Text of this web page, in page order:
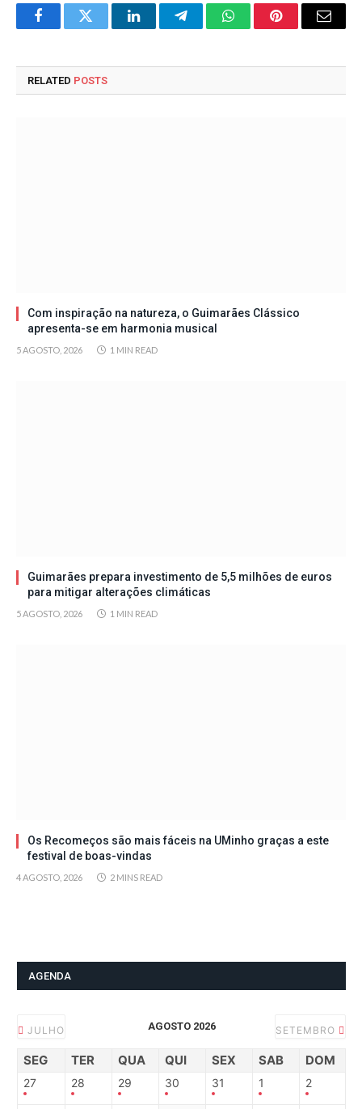
FacebookTwitter LinkedInTelegramWhatsAppPinterestEmail
RELATED POSTS
Com inspiração na natureza, o Guimarães Clássico
apresenta-se em harmonia musical
5 AGOSTO, 2026 1 MIN READ
Guimarães prepara investimento de 5,5 milhões de euros
para mitigar alterações climáticas
5 AGOSTO, 2026 1 MIN READ
Os Recomeços são mais fáceis na UMinho graças a este
festival de boas-vindas
4 AGOSTO, 2026 2 MINS READ
AGENDA
JULHO AGOSTO 2026 SETEMBRO
SEG TER QUA QUI SEX SAB DOM
27 28 29 30 31 1 2